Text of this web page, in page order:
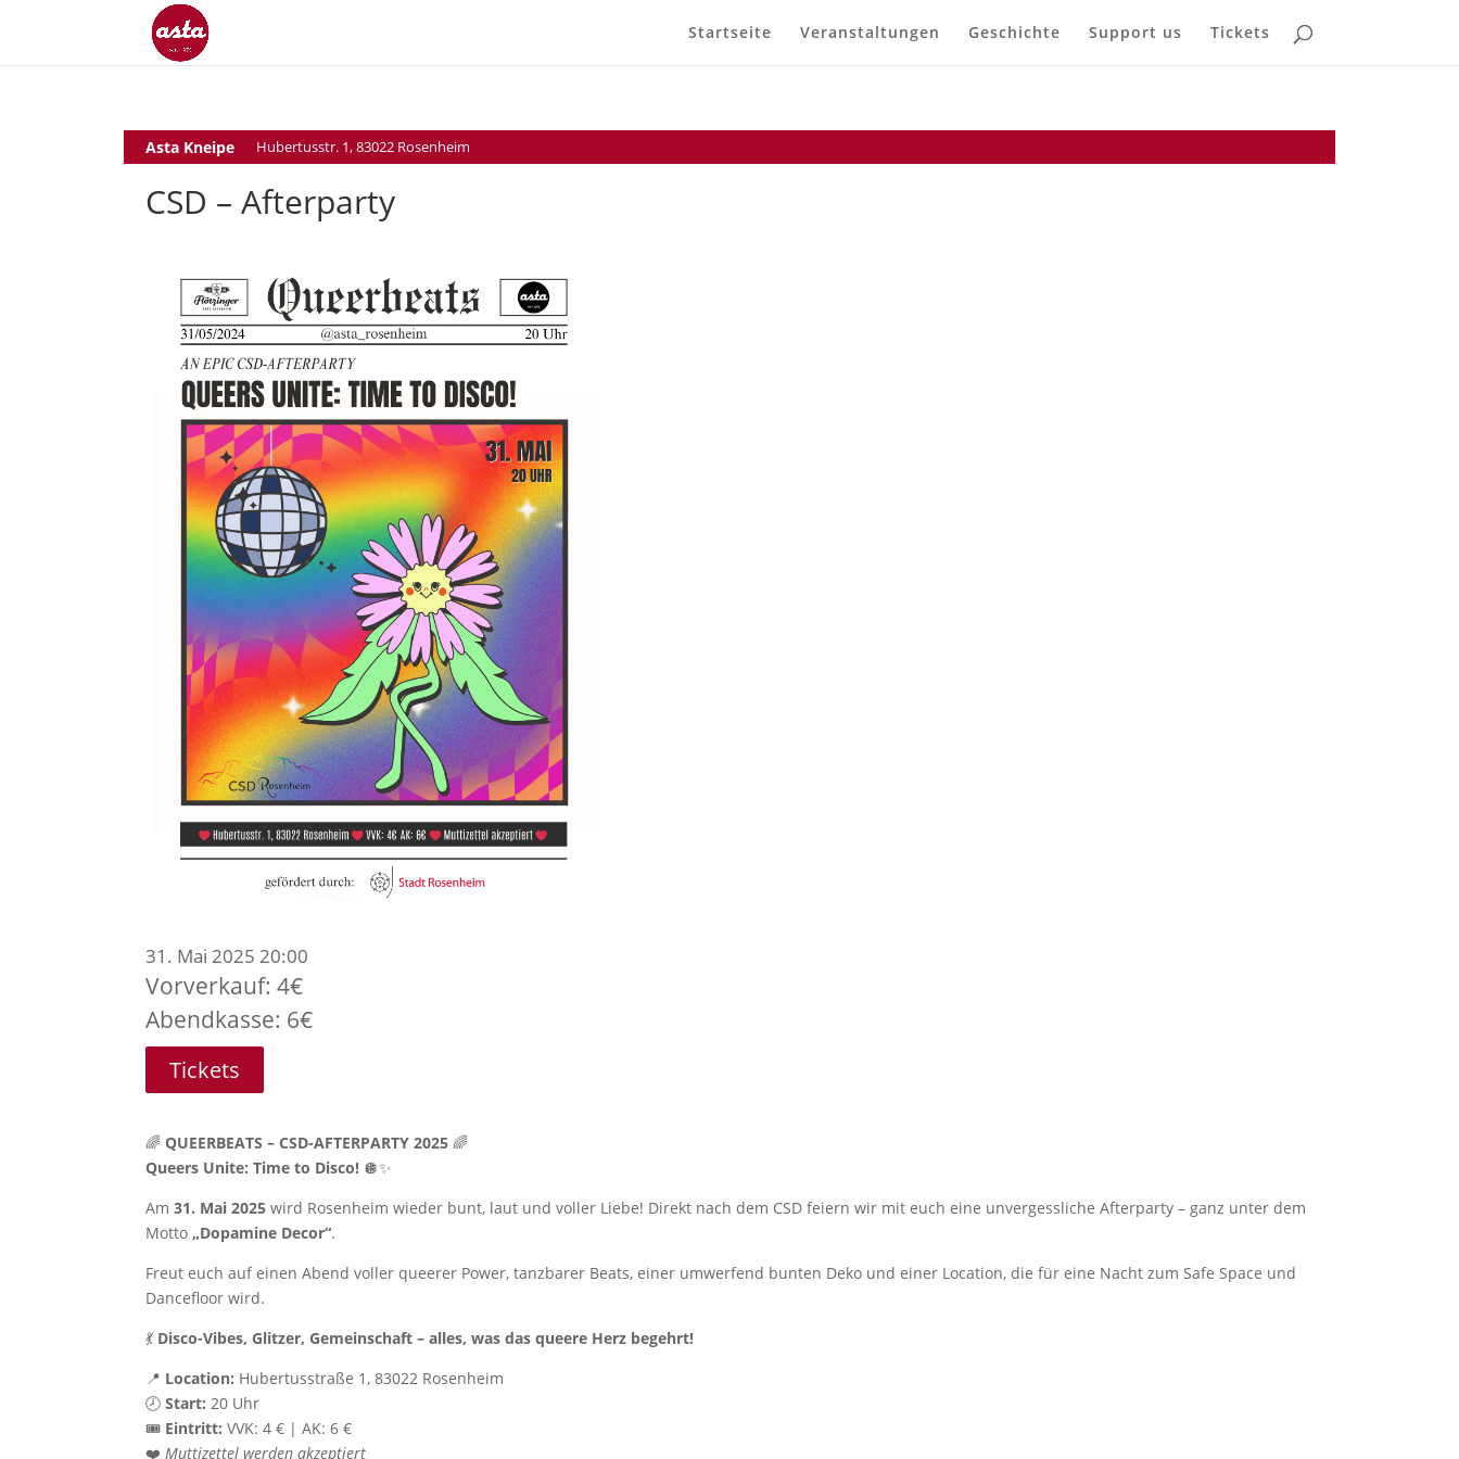
Startseite Veranstaltungen Geschichte Support us Tickets
Asta Kneipe Hubertusstr. 1, 83022 Rosenheim
CSD – Afterparty
31. Mai 2025 20:00
Vorverkauf: 4€
Abendkasse: 6€
Tickets
🌈QUEERBEATS – CSD-AFTERPARTY 2025 🌈
Queers Unite: Time to Disco! 🪩✨
Am31. Mai 2025 wird Rosenheim wieder bunt, laut und voller Liebe! Direkt nach dem CSD feiern wir mit euch eine unvergessliche Afterparty – ganz unter dem
Motto„Dopamine Decor“.
Freut euch auf einen Abend voller queerer Power, tanzbarer Beats, einer umwerfend bunten Deko und einer Location, die für eine Nacht zum Safe Space und
Dancefloor wird.
💃 Disco-Vibes, Glitzer, Gemeinschaft – alles, was das queere Herz begehrt!
📍 Location: Hubertusstraße 1, 83022 Rosenheim
🕗Start: 20 Uhr
🎟️ Eintritt: VVK: 4 € | AK: 6 €
❤️Muttizettel werden akzeptiert